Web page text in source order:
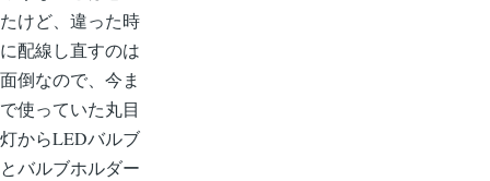
たけど、違った時
に配線し直すのは
面倒なので、今ま
で使っていた丸目
灯からLEDバルブ
とバルブホルダー